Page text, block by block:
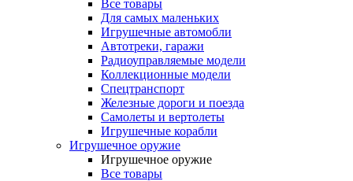
Все товары
Для самых маленьких
Игрушечные автомобли
Автотреки, гаражи
Радиоуправляемые модели
Коллекционные модели
Спецтранспорт
Железные дороги и поезда
Самолеты и вертолеты
Игрушечные корабли
Игрушечное оружие
Игрушечное оружие
Все товары